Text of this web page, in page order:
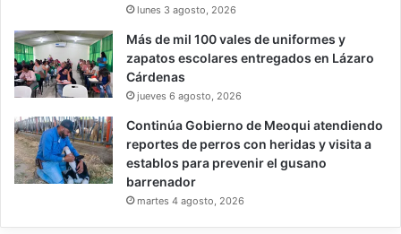
lunes 3 agosto, 2026
Más de mil 100 vales de uniformes y
zapatos escolares entregados en Lázaro
Cárdenas
jueves 6 agosto, 2026
Continúa Gobierno de Meoqui atendiendo
reportes de perros con heridas y visita a
establos para prevenir el gusano
barrenador
martes 4 agosto, 2026